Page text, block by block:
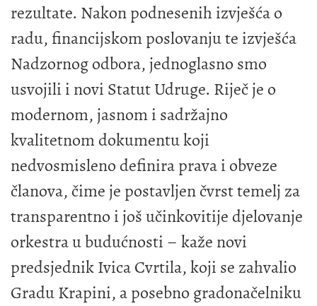
rezultate. Nakon podnesenih izvješća o
radu, financijskom poslovanju te izvješća
Nadzornog odbora, jednoglasno smo
usvojili i novi Statut Udruge. Riječ je o
modernom, jasnom i sadržajno
kvalitetnom dokumentu koji
nedvosmisleno definira prava i obveze
članova, čime je postavljen čvrst temelj za
transparentno i još učinkovitije djelovanje
orkestra u budućnosti – kaže novi
predsjednik Ivica Cvrtila, koji se zahvalio
Gradu Krapini, a posebno gradonačelniku